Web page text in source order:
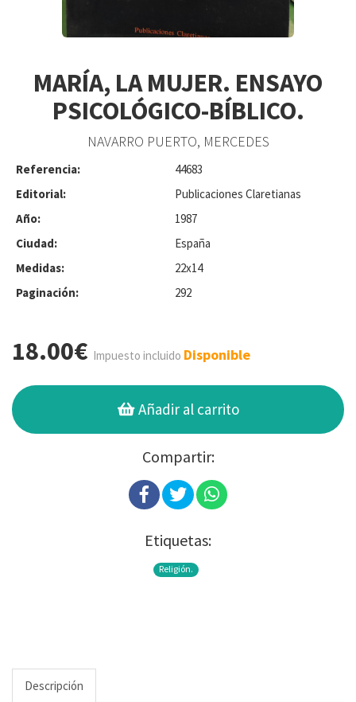
MARÍA, LA MUJER. ENSAYO
PSICOLÓGICO-BÍBLICO.
NAVARRO PUERTO, MERCEDES
Referencia:
44683
Editorial:
Publicaciones Claretianas
Año:
1987
Ciudad:
España
Medidas:
22x14
Paginación:
292
18.00€ Impuesto incluido Disponible
Añadir al carrito
Compartir:
Etiquetas:
Religión.
Descripción